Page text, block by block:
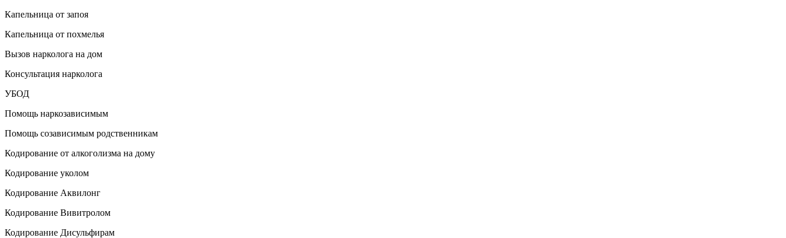
Капельница от запоя
Капельница от похмелья
Вызов нарколога на дом
Консультация нарколога
УБОД
Помощь наркозависимым
Помощь созависимым родственникам
Кодирование от алкоголизма на дому
Кодирование уколом
Кодирование Аквилонг
Кодирование Вивитролом
Кодирование Дисульфирам